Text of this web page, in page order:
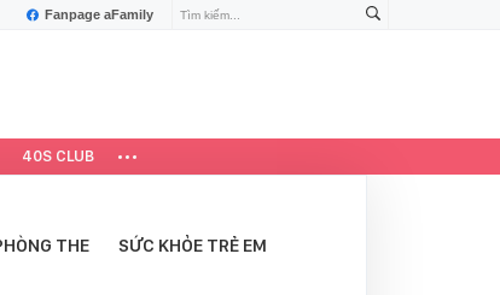
Fanpage aFamily
40S CLUB
THE SỨC KHỎE TRẺ EM